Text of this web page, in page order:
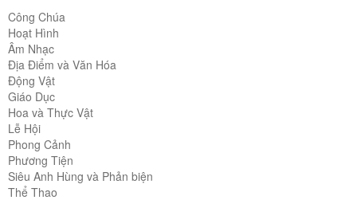
Công Chúa
Hoạt Hình
Âm Nhạc
Địa Điểm và Văn Hóa
Động Vật
Giáo Dục
Hoa và Thực Vật
Lễ Hội
Phong Cảnh
Phương Tiện
Siêu Anh Hùng và Phản biện
Thể Thao